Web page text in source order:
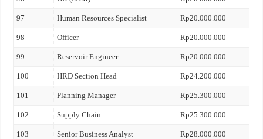
97 Human Resources Specialist Rp20.000.000
98 Officer Rp20.000.000
99 Reservoir Engineer Rp20.000.000
100 HRD Section Head Rp24.200.000
101 Planning Manager Rp25.300.000
102 Supply Chain Rp25.300.000
103 Senior Business Analyst Rp28.000.000